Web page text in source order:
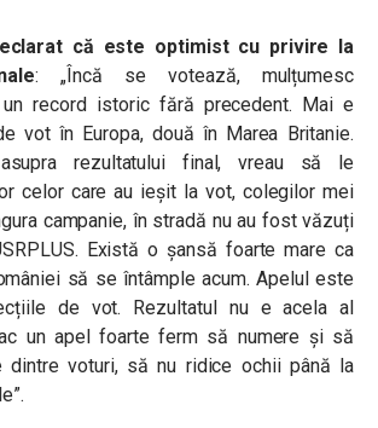
că este optimist cu privire la
: „Încă se votează, mulțumesc
record istoric fără precedent. Mai e
vot în Europa, două în Marea Britanie.
rezultatului final, vreau să le
celor care au ieșit la vot, colegilor mei
campanie, în stradă nu au fost văzuți
Există o șansă foarte mare ca
să se întâmple acum. Apelul este
de vot. Rezultatul nu e acela al
un apel foarte ferm să numere și să
dintre voturi, să nu ridice ochii până la